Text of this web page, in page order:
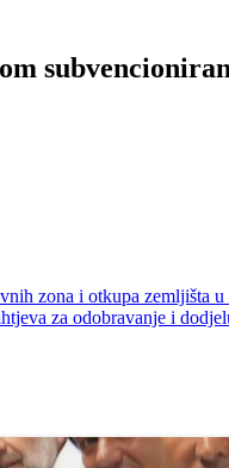
zona i otkupa zemljišta
za odobravanje i